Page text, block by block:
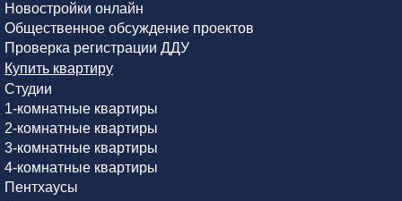
Новостройки онлайн
Общественное обсуждение проектов
Проверка регистрации ДДУ
Купить квартиру
Студии
1-комнатные квартиры
2-комнатные квартиры
3-комнатные квартиры
4-комнатные квартиры
Пентхаусы